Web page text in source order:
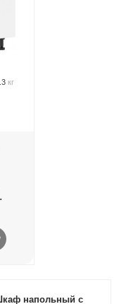
кг
напольный с